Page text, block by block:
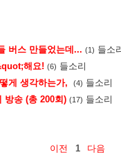
버스 만들었는데... (1) 들소
해요! (6) 들소리
게 생각하는가, (4) 들소리
방송 (총 200회) (17) 들소리
이전 1 다음